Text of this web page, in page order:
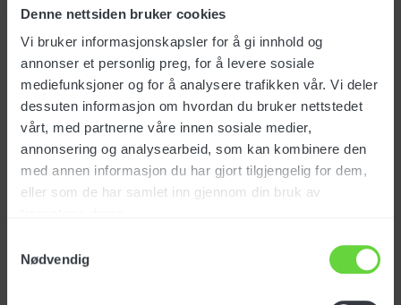
Denne nettsiden bruker cookies
Vi bruker informasjonskapsler for å gi innhold og
annonser et personlig preg, for å levere sosiale
mediefunksjoner og for å analysere trafikken vår. Vi deler
dessuten informasjon om hvordan du bruker nettstedet
vårt, med partnerne våre innen sosiale medier,
annonsering og analysearbeid, som kan kombinere den
med annen informasjon du har gjort tilgjengelig for dem,
eller som de har samlet inn gjennom din bruk av
Nødvendig
NOK86 200 eks. mva
CT110 BT70 Roller
Art.nr.: 178058